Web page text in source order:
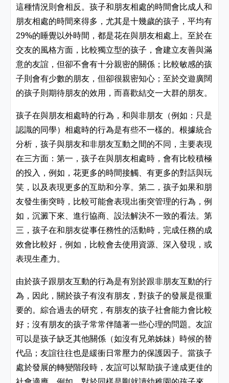
這種情況則會相反。孩子和朋友相處的時間會比成人和
朋友相處的時間來得多，尤其是十幾歲的孩子，平均有
29%的睡覺以外時間，都是花在與朋友相處上。至於在
交友的風格方面，比較獨立型的孩子，會建立友善與滿
意的友誼，但卻不會有十分親密的關係；比較敏感的孩
子則會有少數的朋友，但卻很親密知心；至於交遊廣闊
的孩子則期待朋友的效用，而喜歡結交一大群的朋友。
孩子在與朋友相處時的行為，和與非朋友（例如：只是
認識的同學）相處時的行為是有些不一樣的。根據統合
分析，孩子與朋友和非朋友互動之間的不同，主要表現
在三方面：第一，孩子在與朋友相處時，會有比較積極
的投入，例如，花更多的時間接觸、有更多的對話與玩
笑，以及表現更多的互助和分享。第二，孩子如果和朋
友發生衝突時，比較可能會表現出衝突管理的行為，例
如，沉澱下來、進行協商、設法解決不一致的看法。第
三，孩子在和朋友從事任務性的活動時，完成任務的成
效會比較好，例如，比較會去使用資源、深入發現，或
表現生產力。
由於孩子跟朋友互動的行為是有別於跟非朋友互動的行
為，因此，關於孩子有沒有朋友，對孩子的發展是很重
要的。綜合過去的研究，有朋友的孩子社會能力會比較
好；沒有朋友的孩子常常伴隨著一些心理的問題。友誼
可以是孩子缺乏其他關係（如沒有兄弟姊妹）時候的替
代品；友誼往往也是緩衝日常壓力的保護因子。當孩子
處於發展的轉變階段時，友誼可以幫助孩子達成更佳的